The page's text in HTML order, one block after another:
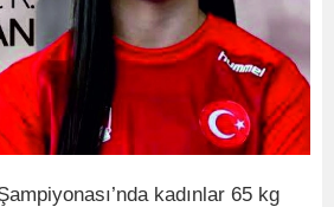
kadınlar 65 kg